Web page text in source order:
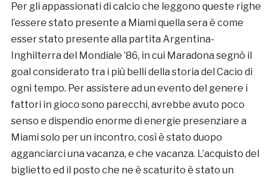
Per gli appassionati di calcio che leggono queste righe
l’essere stato presente a Miami quella sera è come
esser stato presente alla partita Argentina-
Inghilterra del Mondiale ’86, in cui Maradona segnò il
goal considerato tra i più belli della storia del Cacio di
ogni tempo. Per assistere ad un evento del genere i
fattori in gioco sono parecchi, avrebbe avuto poco
senso e dispendio enorme di energie presenziare a
Miami solo per un incontro, così è stato duopo
agganciarci una vacanza, e che vacanza. L’acquisto del
biglietto ed il posto che ne è scaturito è stato un